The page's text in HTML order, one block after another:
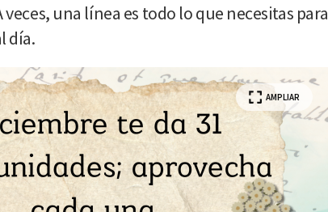
veces, una línea es todo lo que necesitas para
día.
AMPLIAR